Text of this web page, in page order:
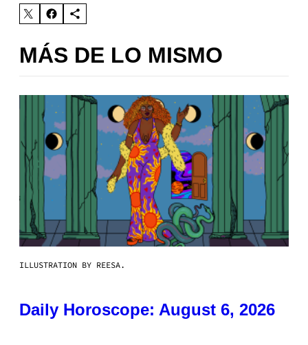
MÁS DE LO MISMO
ILLUSTRATION BY REESA.
Daily Horoscope: August 6, 2026